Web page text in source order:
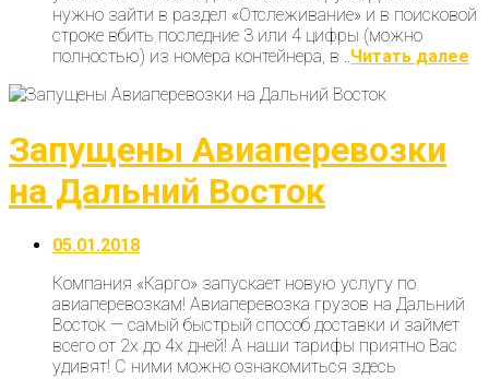
нужно зайти в раздел «Отслеживание» и в поисковой
строке вбить последние 3 или 4 цифры (можно
полностью) из номера контейнера, в ..Читать далее
Запущены Авиаперевозки
на Дальний Восток
05.01.2018
Компания «Карго» запускает новую услугу по
авиаперевозкам! Авиаперевозка грузов на Дальний
Восток — самый быстрый способ доставки и займет
всего от 2х до 4х дней! А наши тарифы приятно Вас
удивят! С ними можно ознакомиться здесь